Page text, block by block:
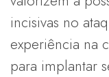
incisivas no
experiência na
para implantar